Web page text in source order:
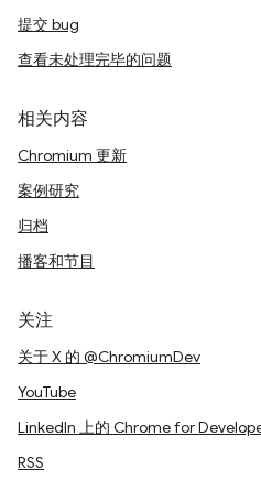
提交 bug
查看未处理完毕的问题
相关内容
Chromium 更新
案例研究
归档
播客和节目
关注
关于 X 的 @ChromiumDev
YouTube
LinkedIn 上的 Chrome for
RSS